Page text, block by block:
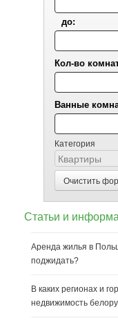
до:
Кол-во
Ванные
Категория
Очистить
Статьи и
Аренда жилья в
поджидать?
В каких регионах и
недвижимость